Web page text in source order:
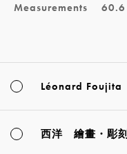
Measurements
60.6
Léonard Foujita
西洋 繪畫・彫